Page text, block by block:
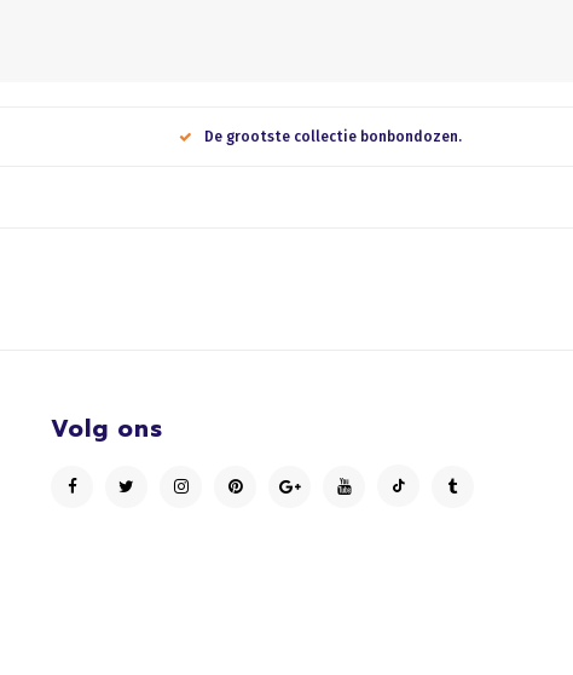
De grootste collectie bonbondozen.
Volg ons